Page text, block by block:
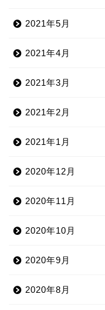
2021年5月
2021年4月
2021年3月
2021年2月
2021年1月
2020年12月
2020年11月
2020年10月
2020年9月
2020年8月